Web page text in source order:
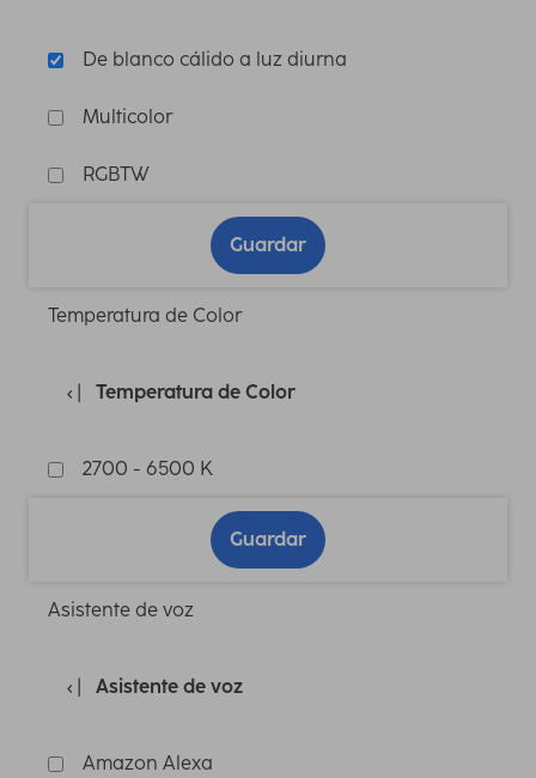
De blanco cálido a luz diurna
Multicolor
RGBTW
Guardar
Temperatura de Color
Temperatura de Color
2700 - 6500 K
Guardar
Asistente de voz
Asistente de voz
Amazon Alexa